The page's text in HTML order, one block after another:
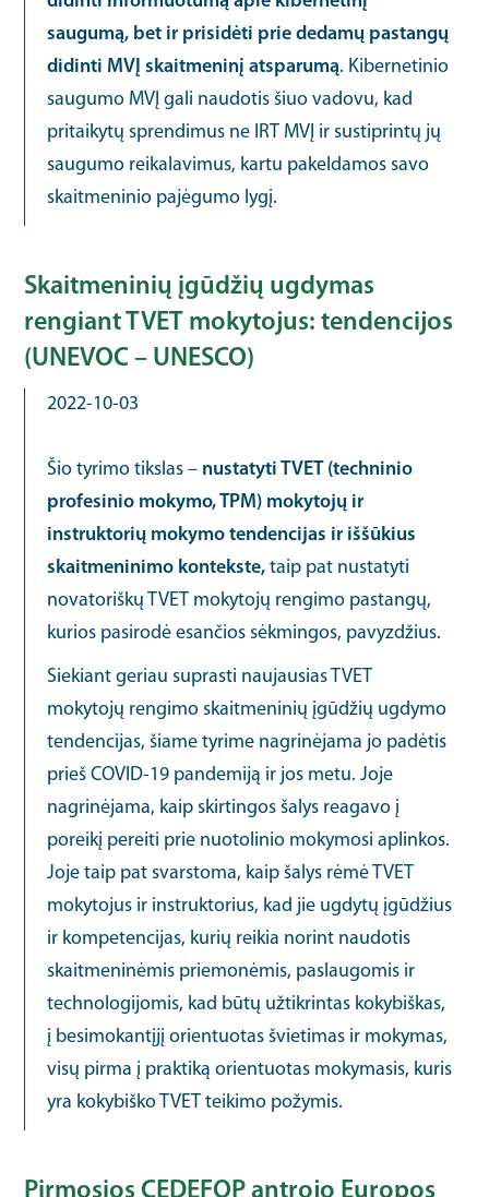
saugumą, bet ir prisidėti prie dedamų pastangų
didinti MVĮ skaitmeninį atsparumą. Kibernetinio
saugumo MVĮ gali naudotis šiuo vadovu, kad
pritaikytų sprendimus ne IRT MVĮ ir sustiprintų jų
saugumo reikalavimus, kartu pakeldamos savo
skaitmeninio pajėgumo lygį.
Skaitmeninių įgūdžių ugdymas
rengiant TVET mokytojus: tendencijos
(UNEVOC – UNESCO)
2022-10-03
Šio tyrimo tikslas – nustatyti TVET (techninio
profesinio mokymo, TPM) mokytojų ir
instruktorių mokymo tendencijas ir iššūkius
skaitmeninimo kontekste, taip pat nustatyti
novatoriškų TVET mokytojų rengimo pastangų,
kurios pasirodė esančios sėkmingos, pavyzdžius.
Siekiant geriau suprasti naujausias TVET
mokytojų rengimo skaitmeninių įgūdžių ugdymo
tendencijas, šiame tyrime nagrinėjama jo padėtis
prieš COVID-19 pandemiją ir jos metu. Joje
nagrinėjama, kaip skirtingos šalys reagavo į
poreikį pereiti prie nuotolinio mokymosi aplinkos.
Joje taip pat svarstoma, kaip šalys rėmė TVET
mokytojus ir instruktorius, kad jie ugdytų įgūdžius
ir kompetencijas, kurių reikia norint naudotis
skaitmeninėmis priemonėmis, paslaugomis ir
technologijomis, kad būtų užtikrintas kokybiškas,
į besimokantįjį orientuotas švietimas ir mokymas,
visų pirma į praktiką orientuotas mokymasis, kuris
yra kokybiško TVET teikimo požymis.
Pirmosios CEDEFOP antrojo Europos